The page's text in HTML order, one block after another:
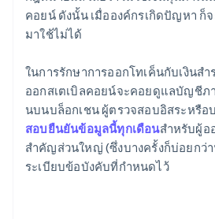
คอยน์ ดังนั้น เมื่อองค์กรเกิดปัญหา ก็จ
มาใช้ไม่ได้
ในการรักษาการออกโทเค็นกับเงินส
ออกสเตเบิลคอยน์จะคอยดูแลบัญชีภ
นบนบล็อกเชน ผู้ตรวจสอบอิสระหรือ
สอบยืนยันข้อมูลนี้ทุกเดือนสำหรับผู้อ
สำคัญส่วนใหญ่ (ซึ่งบางครั้งก็บ่อยกว่
ระเบียบข้อบังคับที่กำหนดไว้